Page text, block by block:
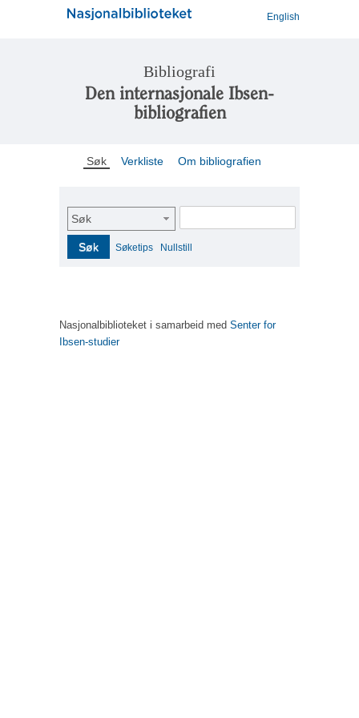
English
Bibliografi
Den internasjonale Ibsen-
bibliografien
Søk Verkliste Om bibliografien
Søk
Søk Søketips Nullstill
Nasjonalbiblioteket i samarbeid med Senter for
Ibsen-studier